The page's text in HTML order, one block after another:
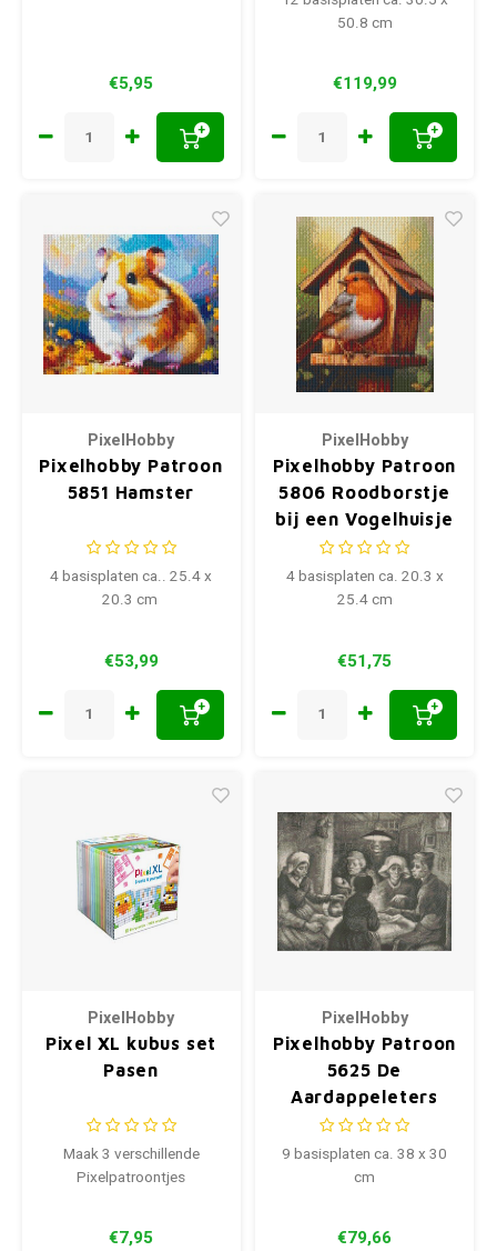
€5,95
+
50.8 cm
€119,99
+
PixelHobby
Pixelhobby Patroon
5851 Hamster
4 basisplaten ca.. 25.4 x
20.3 cm
€53,99
+
PixelHobby
Pixelhobby Patroon
5806 Roodborstje
bij een Vogelhuisje
4 basisplaten ca. 20.3 x
25.4 cm
€51,75
+
PixelHobby
Pixel XL kubus set
Pasen
Maak 3 verschillende
Pixelpatroontjes
€7,95
PixelHobby
Pixelhobby Patroon
5625 De
Aardappeleters
9 basisplaten ca. 38 x 30
cm
€79,66